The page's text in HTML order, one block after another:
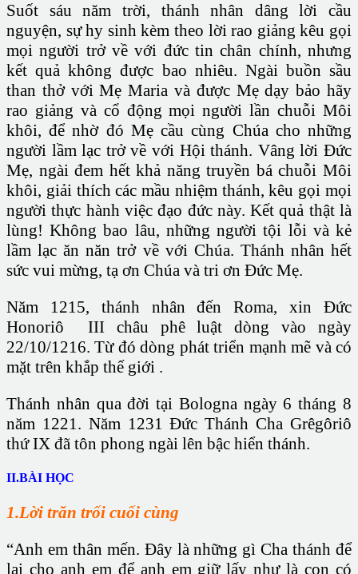
Suốt sáu năm trời, thánh nhân dâng lời cầu
nguyện, sự hy sinh kèm theo lời rao giảng kêu gọi
mọi người trở về với đức tin chân chính, nhưng
kết quả không được bao nhiêu. Ngài buồn sầu
than thở với Mẹ Maria và được Mẹ dạy bảo hãy
rao giảng và cổ động mọi người lần chuỗi Môi
khôi, để nhờ đó Mẹ cầu cùng Chúa cho những
người lầm lạc trở về với Hội thánh. Vâng lời Đức
Mẹ, ngài đem hết khả năng truyền bá chuỗi Môi
khôi, giải thích các mầu nhiệm thánh, kêu gọi mọi
người thực hành việc đạo đức này. Kết quả thật là
lùng! Không bao lâu, những người tội lỗi và kẻ
lầm lạc ăn năn trở về với Chúa. Thánh nhân hết
sức vui mừng, tạ ơn Chúa và tri ơn Đức Mẹ.
Năm 1215, thánh nhân đến Roma, xin Đức
Honoriô III châu phê luật dòng vào ngày
22/10/1216. Từ đó dòng phát triển mạnh mẽ và có
mặt trên khắp thế giới .
Thánh nhân qua đời tại Bologna ngày 6 tháng 8
năm 1221. Năm 1231 Đức Thánh Cha Grêgôriô
thứ IX đã tôn phong ngài lên bậc hiển thánh.
II.BÀI HỌC
1.Lời trăn trối cuối cùng
“Anh em thân mến. Đây là những gì Cha thánh để
lại cho anh em để anh em giữ lấy như là con có